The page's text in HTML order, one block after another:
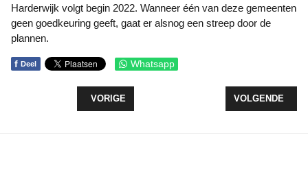
Harderwijk volgt begin 2022. Wanneer één van deze gemeenten
geen goedkeuring geeft, gaat er alsnog een streep door de
plannen.
f Deel Whatsapp
VORIG ARTIKEL: ACTIEF ZEEWOLDE ENIGE
VORIGE VOLGENDE
VOLGENDE